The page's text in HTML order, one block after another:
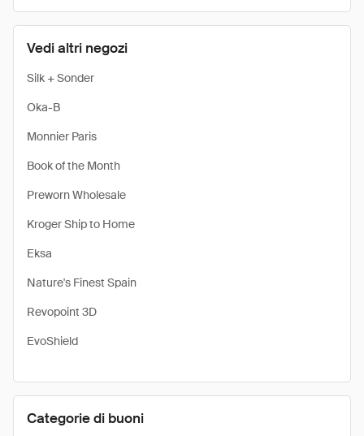
Vedi altri negozi
Silk + Sonder
Oka-B
Monnier Paris
Book of the Month
Preworn Wholesale
Kroger Ship to Home
Eksa
Nature's Finest Spain
Revopoint 3D
EvoShield
Categorie di buoni